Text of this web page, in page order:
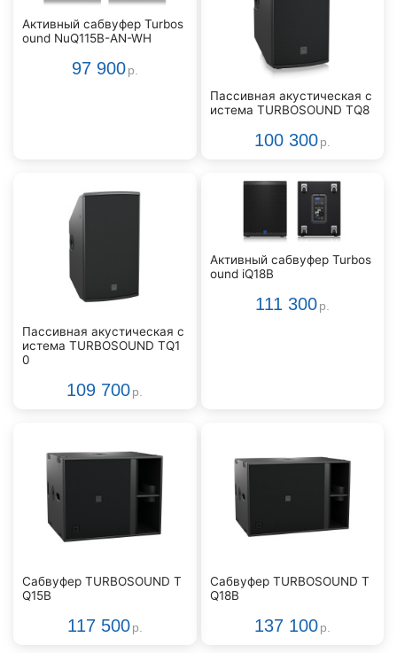
Активный сабвуфер Turbos
ound NuQ115B-AN-WH
97 900 р.
Пассивная акустическая с
истема TURBOSOUND TQ8
100 300 р.
Пассивная акустическая с
истема TURBOSOUND TQ1
0
109 700 р.
Активный сабвуфер Turbos
ound iQ18B
111 300 р.
Сабвуфер TURBOSOUND T
Q15B
117 500 р.
Сабвуфер TURBOSOUND T
Q18B
137 100 р.